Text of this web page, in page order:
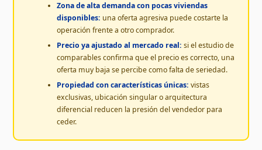
Zona de alta demanda con pocas viviendas
disponibles: una oferta agresiva puede costarte la
operación frente a otro comprador.
Precio ya ajustado al mercado real: si el estudio de
comparables confirma que el precio es correcto, una
oferta muy baja se percibe como falta de seriedad.
Propiedad con características únicas: vistas
exclusivas, ubicación singular o arquitectura
diferencial reducen la presión del vendedor para
ceder.